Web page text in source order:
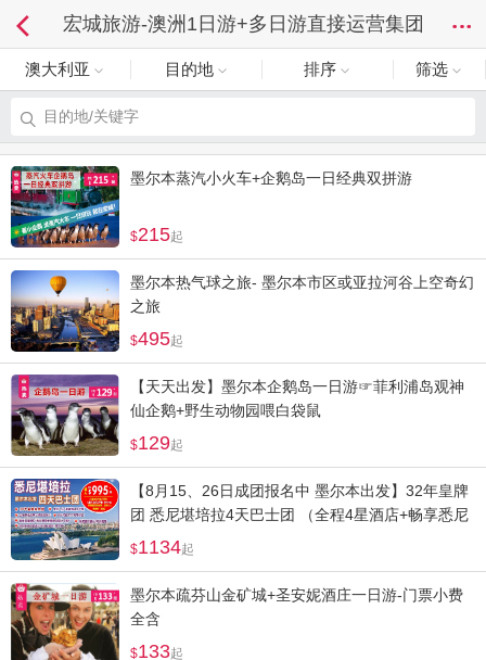
宏城旅游-澳洲1日游+多日游直接运营集团
澳大利亚 目的地 排序 筛选
目的地/关键字
墨尔本蒸汽小火车+企鹅岛一日经典双拼游
215起
墨尔本热气球之旅- 墨尔本市区或亚拉河谷上空奇幻
之旅
495起
【天天出发】墨尔本企鹅岛一日游☞菲利浦岛观神
仙企鹅+野生动物园喂白袋鼠
129起
【8月15、26日成团报名中 墨尔本出发】32年皇牌
团 悉尼堪培拉4天巴士团 （全程4星酒店+畅享悉尼
歌剧院+情人港+邦迪海滩浪漫风情）
1134起
墨尔本疏芬山金矿城+圣安妮酒庄一日游-门票小费
全含
133起